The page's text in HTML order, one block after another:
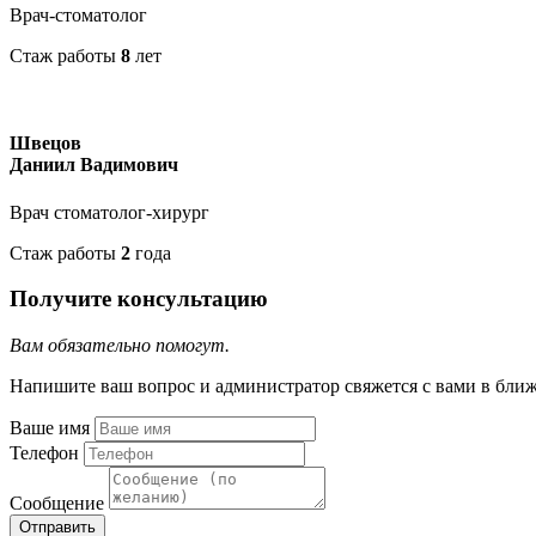
Врач-стоматолог
Стаж работы 8 лет
Швецов
Даниил Вадимович
Врач стоматолог-хирург
Стаж работы 2 года
Получите консультацию
Вам обязательно помогут.
Напишите ваш вопрос и администратор свяжется с вами в
Ваше имя
Телефон
Сообщение
Отправить